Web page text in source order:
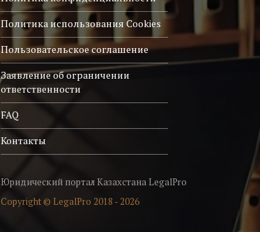
Политика использования Cookies
Пользовательское соглашение
Заявление об ограничении
ответственности
FAQ
Контакты
Юридический портал Казахстана LegalPro
Copyright © LegalPro 2018 - 2026